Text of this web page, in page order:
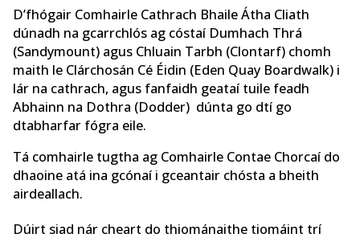
D’fhógair Comhairle Cathrach Bhaile Átha Cliath
dúnadh na gcarrchlós ag cóstaí Dumhach Thrá
(Sandymount) agus Chluain Tarbh (Clontarf) chomh
maith le Clárchosán Cé Éidin (Eden Quay Boardwalk) i
lár na cathrach, agus fanfaidh geataí tuile feadh
Abhainn na Dothra (Dodder) dúnta go dtí go
dtabharfar fógra eile.
Tá comhairle tugtha ag Comhairle Contae Chorcaí do
dhaoine atá ina gcónaí i gceantair chósta a bheith
airdeallach.
Dúirt siad nár cheart do thiománaithe tiomáint trí